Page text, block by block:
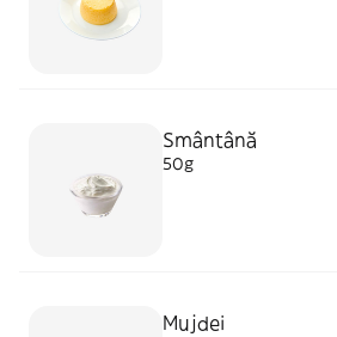
Smântână
50g
Mujdei